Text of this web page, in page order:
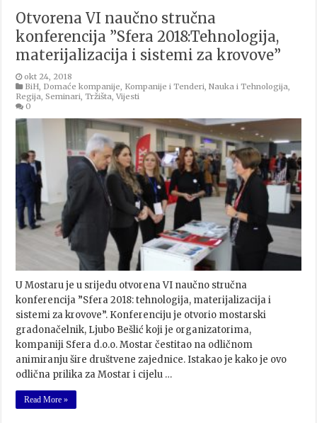
Otvorena VI naučno stručna
konferencija ”Sfera 2018:Tehnologija,
materijalizacija i sistemi za krovove”
okt 24, 2018
BiH, Domaće kompanije, Kompanije i Tenderi,Nauka i Tehnologija,
Regija,Seminari,Tržišta,Vijesti
0
U Mostaru je u srijedu otvorena VI naučno stručna
konferencija ”Sfera 2018: tehnologija, materijalizacija i
sistemi za krovove”. Konferenciju je otvorio mostarski
gradonačelnik, Ljubo Bešlić koji je organizatorima,
kompaniji Sfera d.o.o. Mostar čestitao na odličnom
animiranju šire društvene zajednice. Istakao je kako je ovo
odlična prilika za Mostar i cijelu …
Read More »